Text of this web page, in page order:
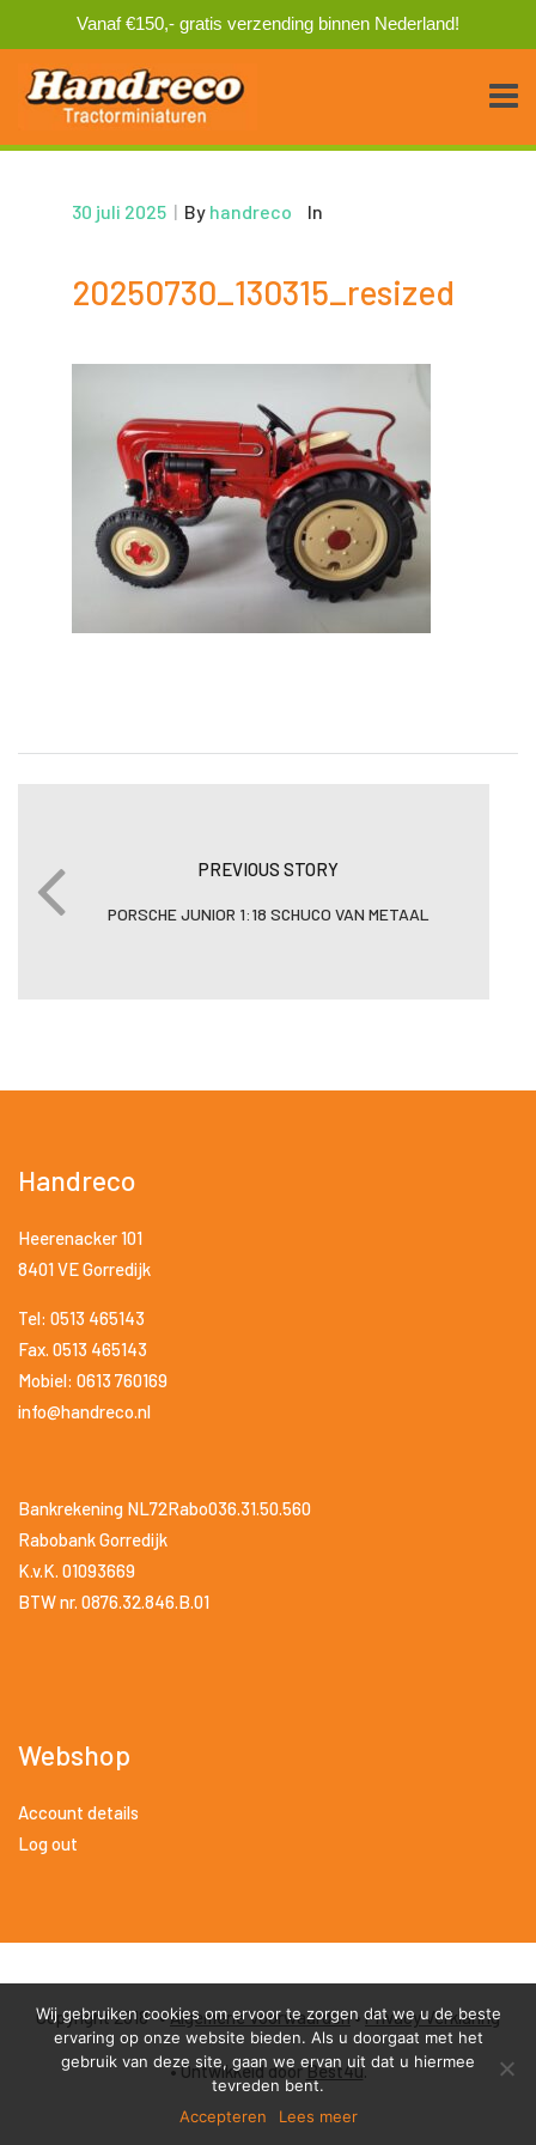
Vanaf €150,- gratis verzending binnen Nederland!
30 juli 2025 | By handreco In
20250730_130315_resized
PREVIOUS STORY
PORSCHE JUNIOR 1:18 SCHUCO VAN METAAL
Handreco
Heerenacker 101
8401 VE Gorredijk
Tel: 0513 465143
Fax. 0513 465143
Mobiel: 0613 760169
info@handreco.nl
Bankrekening NL72Rabo036.31.50.560
Rabobank Gorredijk
K.v.K. 01093669
BTW nr. 0876.32.846.B.01
Webshop
Account details
Log out
Copyright 2018 •Algemene Voorwaarden•Privacy Verklaring
• Ontwikkeld doorBest4u.
Wij gebruiken cookies om ervoor te zorgen dat we u de beste
ervaring op onze website bieden. Als u doorgaat met het
gebruik van deze site, gaan we ervan uit dat u hiermee
tevreden bent.
Accepteren
Lees meer